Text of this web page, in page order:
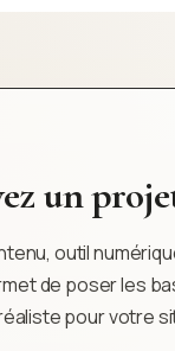
un
outil
de poser les
pour votre